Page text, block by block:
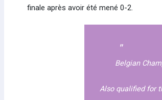
finale après avoir été mené 0-2.
Belgian
Also qualified for